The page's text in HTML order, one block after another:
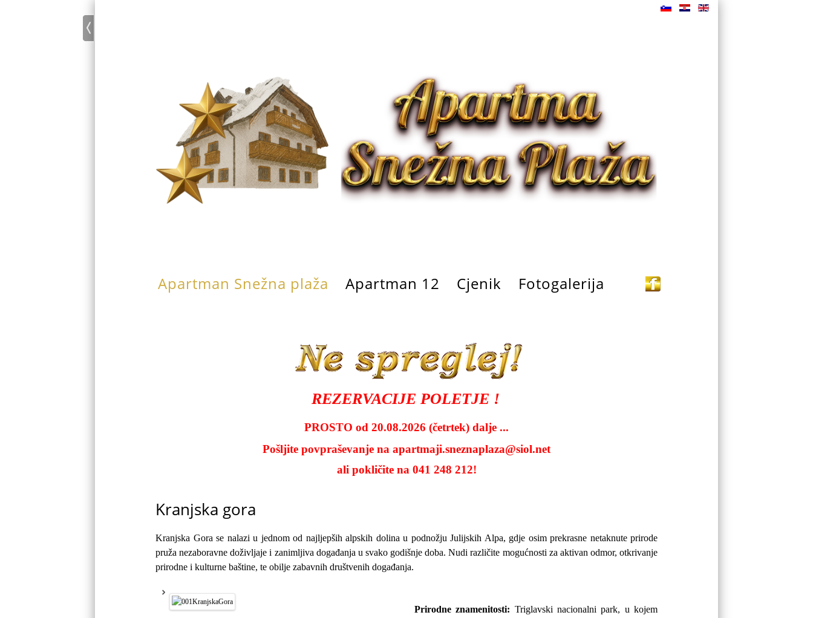
Apartman Snežna plaža Apartman 12 Cjenik Fotogalerija
REZERVACIJE POLETJE !
PROSTO od 20.08.2026 (četrtek) dalje ...
Pošljite povpraševanje na apartmaji.sneznaplaza@siol.net
ali pokličite na 041 248 212!
Kranjska gora
Kranjska Gora se nalazi u jednom od najljepših alpskih dolina u podnožju Julijskih Alpa, gdje osim prekrasne netaknute prirode
pruža nezaboravne doživljaje i zanimljiva događanja u svako godišnje doba. Nudi različite mogućnosti za aktivan odmor, otkrivanje
prirodne i kulturne baštine, te obilje zabavnih društvenih događanja.
Prirodne znamenitosti: Triglavski nacionalni park, u kojem